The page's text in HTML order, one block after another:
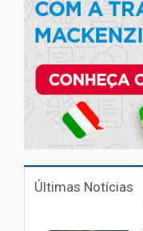
Últimas Notícias